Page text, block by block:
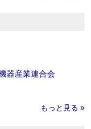
器産業連合会
もっと見る »